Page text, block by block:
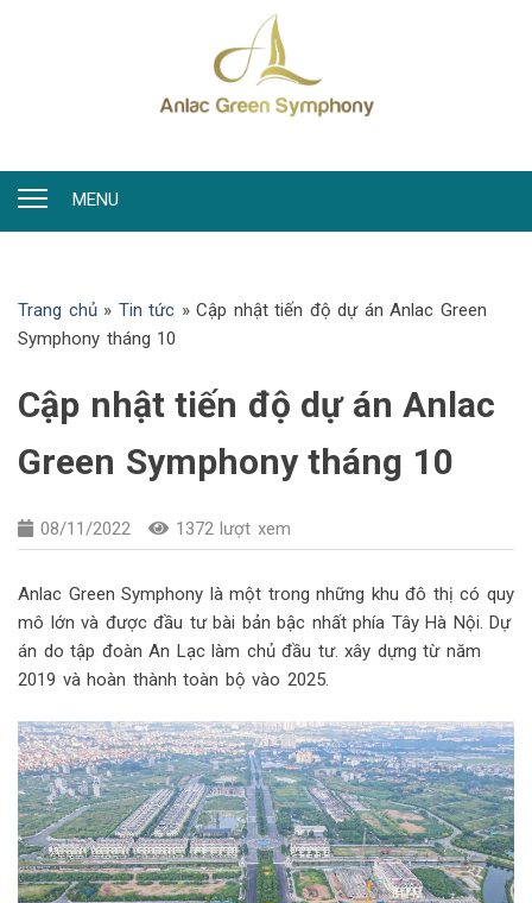
MENU
Trang chủ» Tin tức » Cập nhật tiến độ dự án Anlac Green
Symphony tháng 10
Cập nhật tiến độ dự án Anlac
Green Symphony tháng 10
08/11/2022 1372 lượt xem
Anlac Green Symphony là một trong những khu đô thị có quy
mô lớn và được đầu tư bài bản bậc nhất phía Tây Hà Nội. Dự
án do tập đoàn An Lạc làm chủ đầu tư. xây dựng từ năm
2019 và hoàn thành toàn bộ vào 2025.